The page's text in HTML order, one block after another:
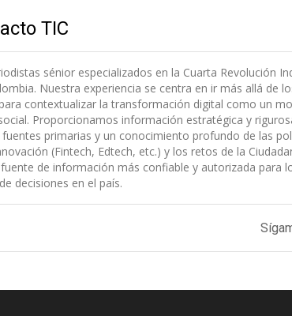
TIC
sénior especializados en la Cuarta Revolución
Nuestra experiencia se centra en ir más allá de
contextualizar la transformación digital como un
Proporcionamos información estratégica y
primarias y un conocimiento profundo de las
(Fintech, Edtech, etc.) y los retos de la
de información más confiable y autorizada para
decisiones en el país.